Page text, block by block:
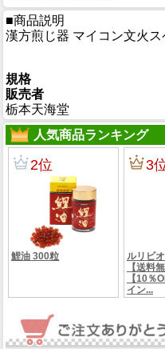
■商品説明
漢方煎じ器 マイコン文火
規格
販売者
栃本天海堂
人気商品ランキング